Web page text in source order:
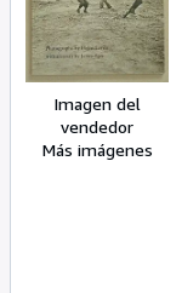
Imagen del
vendedor
Más imágenes